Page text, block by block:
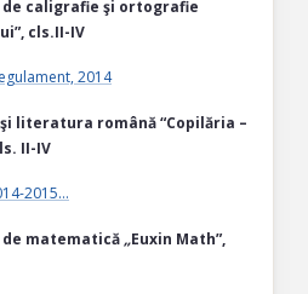
caligrafie şi ortografie
cls.II-IV
2014
literatura română “Copilăria –
II-IV
2015…
matematică „Euxin Math”,